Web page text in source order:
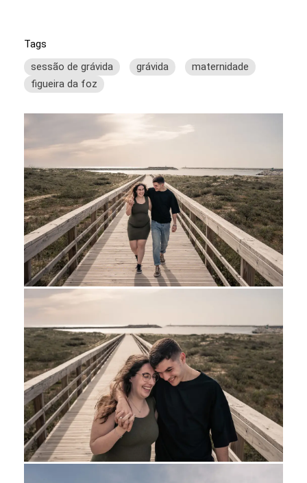
Tags
sessão de grávida
grávida
maternidade
figueira da foz